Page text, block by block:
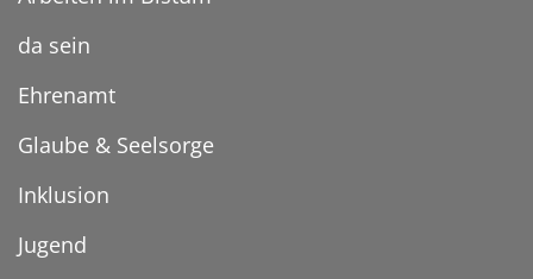
da sein
Ehrenamt
Glaube & Seelsorge
Inklusion
Jugend